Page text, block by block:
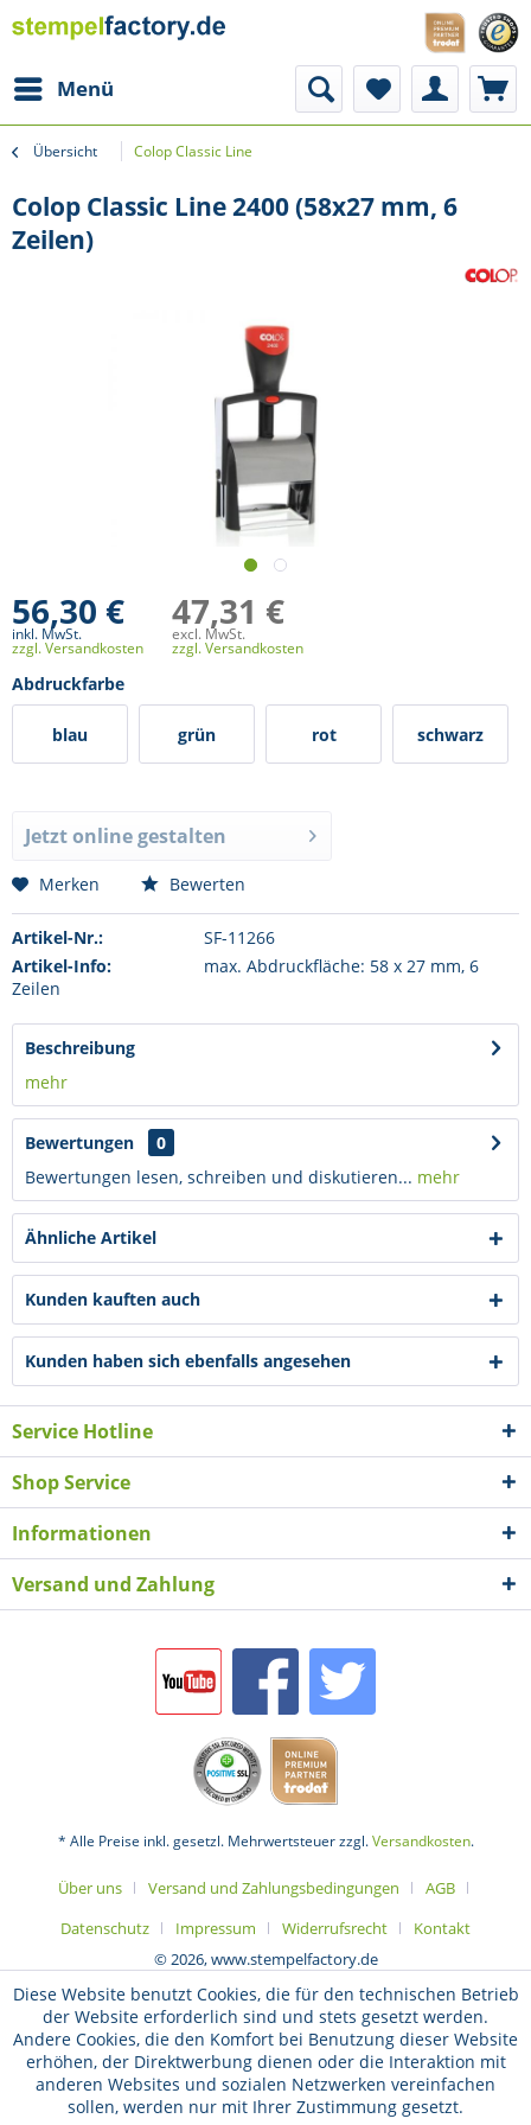
Menü
Übersicht Colop Classic Line
Colop Classic Line 2400 (58x27 mm, 6
Zeilen)
56,30 €
inkl. MwSt.
zzgl. Versandkosten
47,31 €
excl. MwSt.
zzgl. Versandkosten
Abdruckfarbe
blau grün rot schwarz
Jetzt online gestalten
Merken Bewerten
Artikel-Nr.:
SF-11266
Artikel-Info:
max. Abdruckfläche: 58 x 27 mm, 6
Zeilen
Beschreibung
mehr
Bewertungen
0
Bewertungen lesen, schreiben und diskutieren... mehr
Ähnliche Artikel
Kunden kauften auch
Kunden haben sich ebenfalls angesehen
Service Hotline
Shop Service
Informationen
Versand und Zahlung
* Alle Preise inkl. gesetzl. Mehrwertsteuer zzgl.Versandkosten.
Über uns Versand und Zahlungsbedingungen
AGB
Datenschutz
Impressum Widerrufsrecht
Kontakt
© 2026, www.stempelfactory.de
Diese Website benutzt Cookies, die für den technischen Betrieb
der Website erforderlich sind und stets gesetzt werden.
Andere Cookies, die den Komfort bei Benutzung dieser Website
erhöhen, der Direktwerbung dienen oder die Interaktion mit
anderen Websites und sozialen Netzwerken vereinfachen
sollen, werden nur mit Ihrer Zustimmung gesetzt.